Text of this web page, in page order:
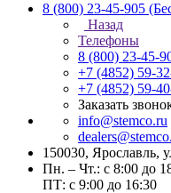
8 (800) 23-45-905
Назад
Телефоны
8 (800) 23-45-
+7 (4852) 59-
+7 (4852) 59-
Заказать
info@stemco.ru
150030, Ярославль,
Пн. – Чт.: с 8:00 до
ПТ: с 9:00 до 16:30